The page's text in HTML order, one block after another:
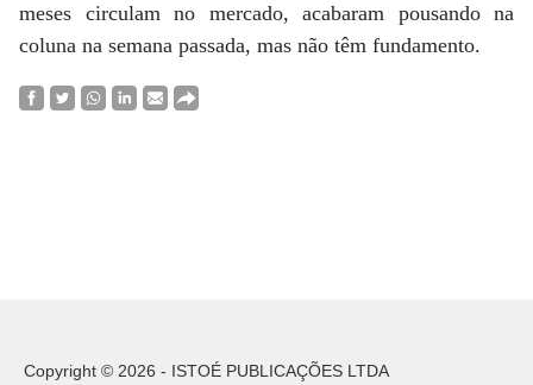
meses circulam no mercado, acabaram pousando na
coluna na semana passada, mas não têm fundamento.
Copyright © 2026 - ISTOÉ PUBLICAÇÕES LTDA